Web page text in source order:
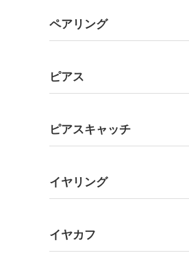
ペアリング
ピアス
ピアスキャッチ
イヤリング
イヤカフ